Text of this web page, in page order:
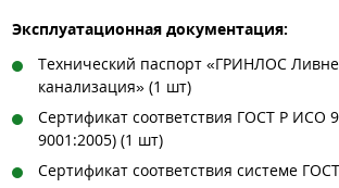
Эксплуатационная документация:
Технический паспорт «ГРИНЛОС
канализация» (1 шт)
Сертификат соответствия ГОСТ Р ИСО
9001:2005) (1 шт)
Сертификат соответствия системе